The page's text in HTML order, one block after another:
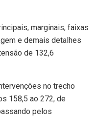
marginais, faixas
e demais detalhes
de 132,6
no trecho
158,5 ao 272, de
pelos